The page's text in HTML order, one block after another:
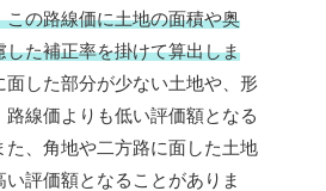
この路線価に土地の面積や奥
した補正率を掛けて算出しま
面した部分が少ない土地や、形
路線価よりも低い評価額となる
た、角地や二方路に面した土地
評価額となることがありま